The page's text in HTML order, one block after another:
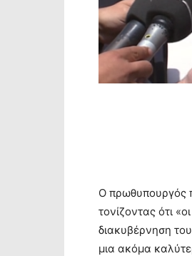
Ο πρωθυπουργός
τονίζοντας ότι
διακυβέρνηση
μια ακόμα